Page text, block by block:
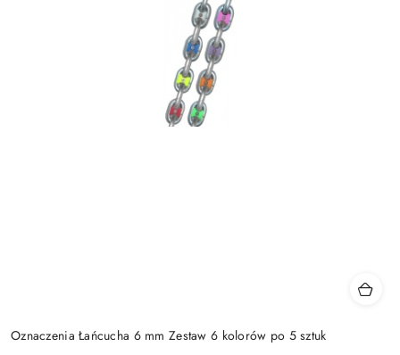
Oznaczenia Łańcucha 6 mm Zestaw 6 kolorów po 5 sztuk